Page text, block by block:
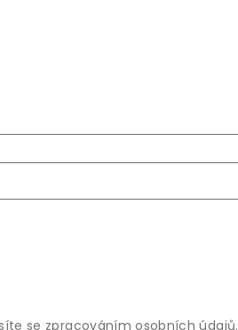
se zpracovánímosobních údajů.